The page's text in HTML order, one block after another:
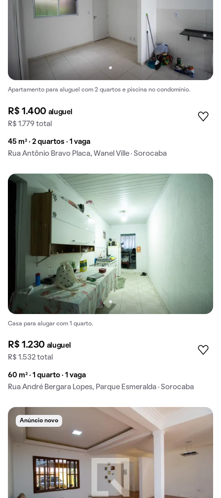
Apartamento para aluguel com 2 quartos e piscina no condomínio.
R$ 1.400 aluguel
R$ 1.779 total
45 m² · 2 quartos · 1 vaga
Rua Antônio Bravo Placa, Wanel Ville · Sorocaba
Casa para alugar com 1 quarto.
R$ 1.230 aluguel
R$ 1.532 total
60 m² · 1 quarto · 1 vaga
Rua André Bergara Lopes, Parque Esmeralda · Sorocaba
Anúncio novo